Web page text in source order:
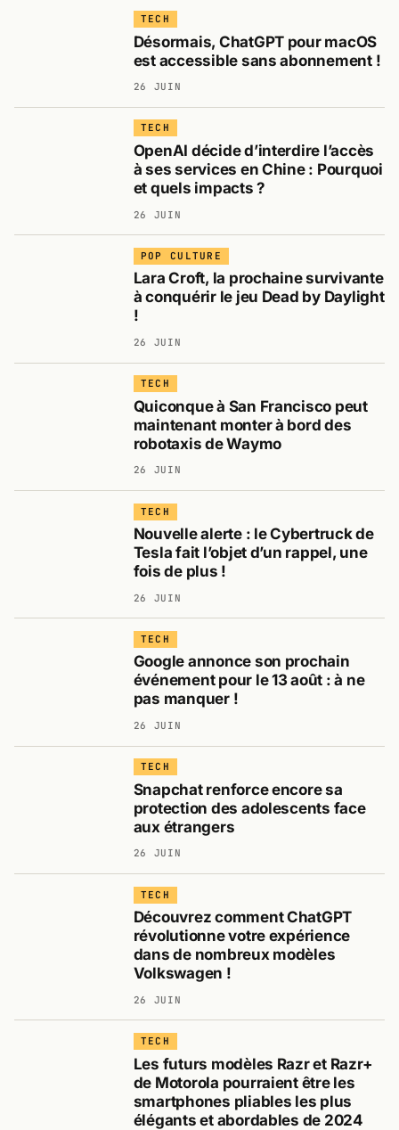
TECH
Désormais, ChatGPT pour macOS
est accessible sans abonnement !
26 JUIN
TECH
OpenAI décide d’interdire l’accès
à ses services en Chine : Pourquoi
et quels impacts ?
26 JUIN
POP CULTURE
Lara Croft, la prochaine survivante
à conquérir le jeu Dead by Daylight
!
26 JUIN
TECH
Quiconque à San Francisco peut
maintenant monter à bord des
robotaxis de Waymo
26 JUIN
TECH
Nouvelle alerte : le Cybertruck de
Tesla fait l’objet d’un rappel, une
fois de plus !
26 JUIN
TECH
Google annonce son prochain
événement pour le 13 août : à ne
pas manquer !
26 JUIN
TECH
Snapchat renforce encore sa
protection des adolescents face
aux étrangers
26 JUIN
TECH
Découvrez comment ChatGPT
révolutionne votre expérience
dans de nombreux modèles
Volkswagen !
26 JUIN
TECH
Les futurs modèles Razr et Razr+
de Motorola pourraient être les
smartphones pliables les plus
élégants et abordables de 2024